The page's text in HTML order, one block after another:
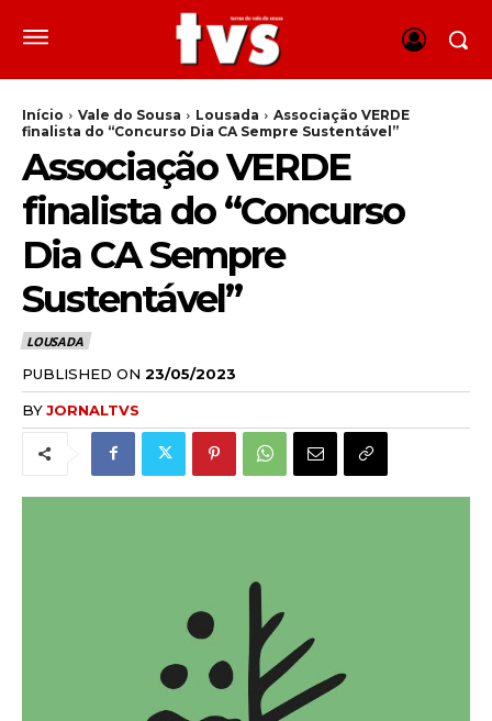
Início Vale do Sousa Lousada
Associação VERDE
finalista do “Concurso Dia CA Sempre Sustentável”
Associação VERDE
finalista do “Concurso
Dia CA Sempre
Sustentável”
LOUSADA
PUBLISHED ON 23/05/2023
BYJORNALTVS